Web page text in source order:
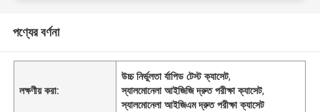
পণ্যের বর্ণনা
লক্ষণীয় করা:
উচ্চ নির্ভুলতা র্যাপিড টেস্ট ক্যাসেট,
স্যালমোনেলা আইজিজি দ্রুত পরীক্ষা ক্যাসেট,
স্যালমোনেলা আইজিএম দ্রুত পরীক্ষা ক্যাসেট